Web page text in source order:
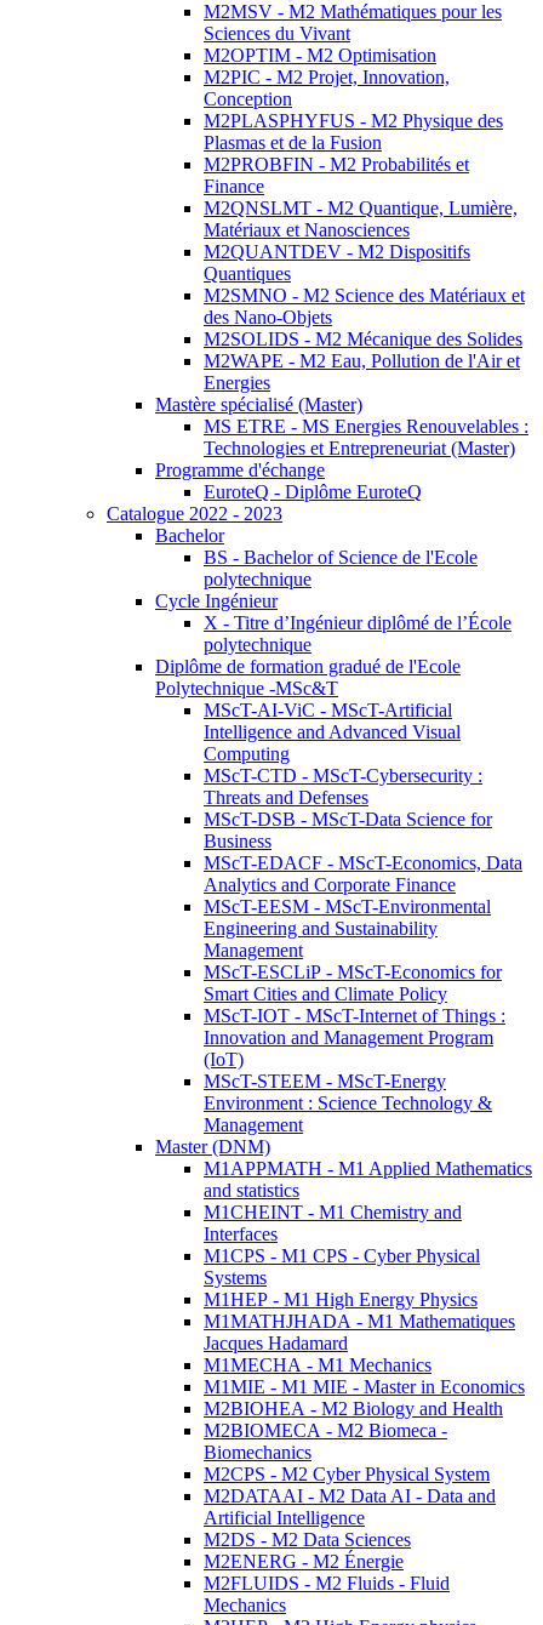
M2MSV - M2 Mathématiques pour les
Sciences du Vivant
M2OPTIM - M2 Optimisation
M2PIC - M2 Projet, Innovation,
Conception
M2PLASPHYFUS - M2 Physique des
Plasmas et de la Fusion
M2PROBFIN - M2 Probabilités et
Finance
M2QNSLMT - M2 Quantique, Lumière,
Matériaux et Nanosciences
M2QUANTDEV - M2 Dispositifs
Quantiques
M2SMNO - M2 Science des Matériaux et
des Nano-Objets
M2SOLIDS - M2 Mécanique des Solides
M2WAPE - M2 Eau, Pollution de l'Air et
Energies
Mastère spécialisé (Master)
MS ETRE - MS Energies Renouvelables :
Technologies et Entrepreneuriat (Master)
Programme d'échange
EuroteQ - Diplôme EuroteQ
Catalogue 2022 - 2023
Bachelor
BS - Bachelor of Science de l'Ecole
polytechnique
Cycle Ingénieur
X - Titre d’Ingénieur diplômé de l’École
polytechnique
Diplôme de formation gradué de l'Ecole
Polytechnique -MSc&T
MScT-AI-ViC - MScT-Artificial
Intelligence and Advanced Visual
Computing
MScT-CTD - MScT-Cybersecurity :
Threats and Defenses
MScT-DSB - MScT-Data Science for
Business
MScT-EDACF - MScT-Economics, Data
Analytics and Corporate Finance
MScT-EESM - MScT-Environmental
Engineering and Sustainability
Management
MScT-ESCLiP - MScT-Economics for
Smart Cities and Climate Policy
MScT-IOT - MScT-Internet of Things :
Innovation and Management Program
(IoT)
MScT-STEEM - MScT-Energy
Environment : Science Technology &
Management
Master (DNM)
M1APPMATH - M1 Applied Mathematics
and statistics
M1CHEINT - M1 Chemistry and
Interfaces
M1CPS - M1 CPS - Cyber Physical
Systems
M1HEP - M1 High Energy Physics
M1MATHJHADA - M1 Mathematiques
Jacques Hadamard
M1MECHA - M1 Mechanics
M1MIE - M1 MIE - Master in Economics
M2BIOHEA - M2 Biology and Health
M2BIOMECA - M2 Biomeca -
Biomechanics
M2CPS - M2 Cyber Physical System
M2DATAAI - M2 Data AI - Data and
Artificial Intelligence
M2DS - M2 Data Sciences
M2ENERG - M2 Énergie
M2FLUIDS - M2 Fluids - Fluid
Mechanics